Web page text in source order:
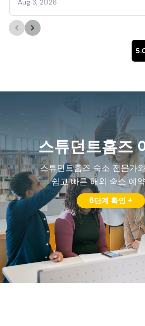
스튜던트홈즈
스튜던트홈즈 숙소 전문가
쉽고 빠른 해외 숙소 예
6단계 확인 +